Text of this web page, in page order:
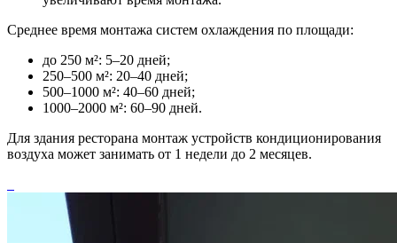
Среднее время монтажа систем охлаждения по площади:
до 250 м²: 5–20 дней;
250–500 м²: 20–40 дней;
500–1000 м²: 40–60 дней;
1000–2000 м²: 60–90 дней.
Для здания ресторана монтаж устройств кондиционирования
воздуха может занимать от 1 недели до 2 месяцев.